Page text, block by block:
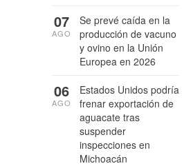
Se prevé caída en la
producción de vacuno
y ovino en la Unión
Europea en 2026
07
AGO
Estados Unidos podría
frenar exportación de
aguacate tras
suspender
inspecciones en
Michoacán
06
AGO